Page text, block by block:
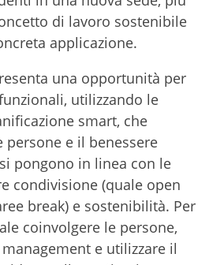
di lavoro sostenibile
applicazione.
una opportunità per
utilizzando le
smart, che
e il benessere
pongono in linea con le
condivisione (quale open
break) e sostenibilità. Per
coinvolgere le persone,
e utilizzare il